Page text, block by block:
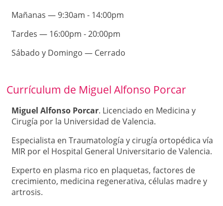
esguince de ligamentos de rodilla, meniscopatía –
intraóseas tratamiento con células madre, QREM
Dolor en la cadera
Causado por lesión provocada por fractura del cuello
del fémur de la cadera, artritis, bursitis, infección,
tendinitis de cadera, trocanteritis de cadera, artrosis,
edema óseo de cadera, etc.
Tratamientos de inyecciones de corticoides y/o ácido
hialurónico, infiltraciones de plasma rico en
plaquetas, medicina regenerativa con ecografía
Mañanas — 9:30am - 14:00pm
Tardes — 16:00pm - 20:00pm
Sábado y Domingo — Cerrado
Currículum de Miguel Alfonso Porcar
Miguel Alfonso Porcar. Licenciado en Medicina y
Cirugía por la Universidad de Valencia.
Especialista en Traumatología y cirugía ortopédica vía
MIR por el Hospital General Universitario de Valencia.
Experto en plasma rico en plaquetas, factores de
crecimiento, medicina regenerativa, células madre y
artrosis.